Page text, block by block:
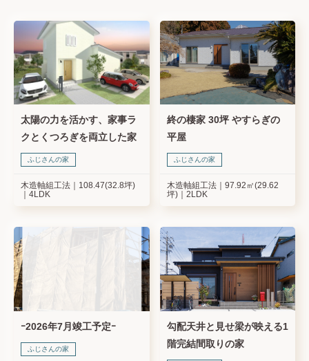
太陽の力を活かす、家事ラ
クとくつろぎを両立した家
ふじさんの家
木造軸組工法
108.47(32.8坪)
4LDK
終の棲家 30坪 やすらぎの
平屋
ふじさんの家
木造軸組工法
97.92㎡(29.62
坪)
2LDK
ｰ2026年7月竣工予定ｰ
ふじさんの家
勾配天井と見せ梁が映える1
階完結間取りの家